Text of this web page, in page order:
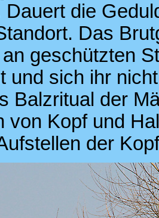
Dauert die
Das
geschützten
und sich ihr
Balzritual der
von Kopf und
der